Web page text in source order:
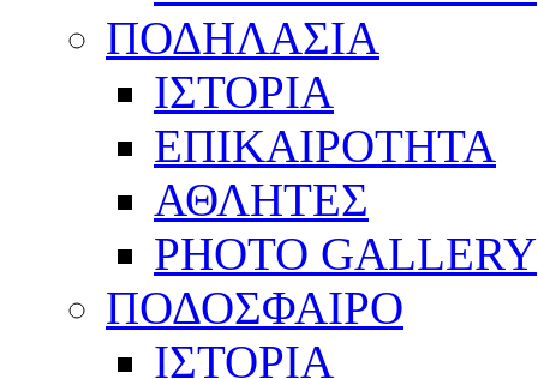
ΠΟΔΗΛΑΣΙΑ
ΙΣΤΟΡΙΑ
ΕΠΙΚΑΙΡΟΤΗΤΑ
ΑΘΛΗΤΕΣ
PHOTO GALLERY
ΠΟΔΟΣΦΑΙΡΟ
ΙΣΤΟΡΙΑ